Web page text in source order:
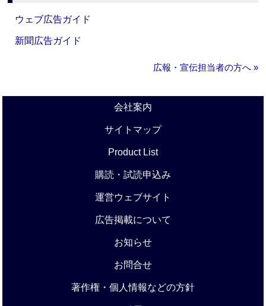
ウェブ広告ガイド
新聞広告ガイド
広報・宣伝担当者の方へ »
会社案内
サイトマップ
Product List
購読・試読申込み
運営ウェブサイト
広告掲載について
お知らせ
お問合せ
著作権・個人情報などの方針